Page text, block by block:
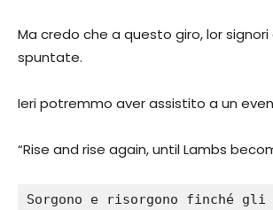
Ma credo che a questo giro, lor
spuntate.
Ieri potremmo aver assistito a un
“Rise and rise again, until Lambs
Sorgono e risorgono finché gli